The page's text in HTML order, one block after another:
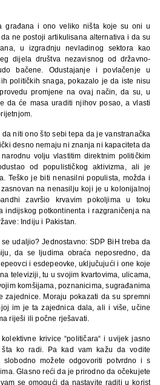
građana i ono veliko ništa koje su oni u
ne postoji artikulisana alternativa i da su
u izgradnju nevladinog sektora kao
dijela društva nezavisnog od državno-
bačene. Odustajanje i povlačenje u
političkih snaga, pokazalo je da iste nisu
promjene na ovaj način, da su, u
da će masa uraditi njihov posao, a vlasti
niti ono što sebi tepa da je vanstranačka
desno nemaju ni znanja ni kapaciteta da
volju vlastitim direktnim političkim
od populističkog aktivizma, ali je
Teško je biti nenasilni populista, možda i
na nenasilju koji je u kolonijalnoj
završio krvavim pokoljima u toku
indijskog potkontinenta i razgraničenja na
Indiju i Pakistan.
udaljio? Jednostavno: SDP BiH treba da
da se ljudima obraća neposredno, da
i esdepeovke, uključujući i one koje
televiziji, tu u svojim kvartovima, ulicama,
komšijama, poznanicima, sugrađanima
zajednice. Moraju pokazati da su spremni
im je ta zajednica dala, ali i više, učine
riješi ili počne rješavati.
krivice “političara“ i uvijek jasno
šta ko radi. Pa kad vam kažu da vodite
slobodno možete odgovoriti potvrdno i s
Glasno reći da je prirodno da očekujete
se omogući da nastavite raditi u korist